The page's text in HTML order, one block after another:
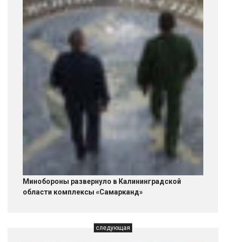
Минобороны развернуло в Калининградской
области комплексы «Самарканд»
следующая